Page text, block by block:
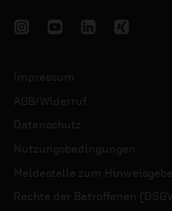
Impressum
AGB/Widerruf
Datenschutz
Nutzungsbedingungen
Meldestelle zum
Rechte der Betroffenen